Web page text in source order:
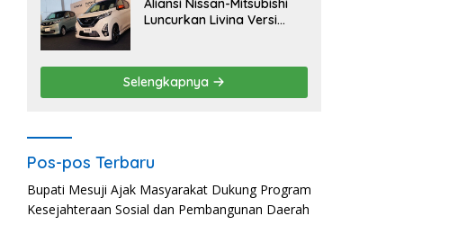
Aliansi Nissan-Mitsubishi
Luncurkan Livina Versi
Selengkapnya
Pos-pos Terbaru
Bupati Mesuji Ajak Masyarakat Dukung Program
Kesejahteraan Sosial dan Pembangunan Daerah